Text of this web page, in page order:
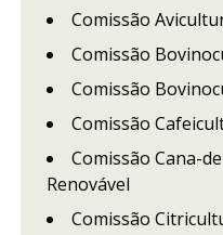
Comissão
Comissão
Comissão
Comissão
Comissão Cana-
Renovável
Comissão